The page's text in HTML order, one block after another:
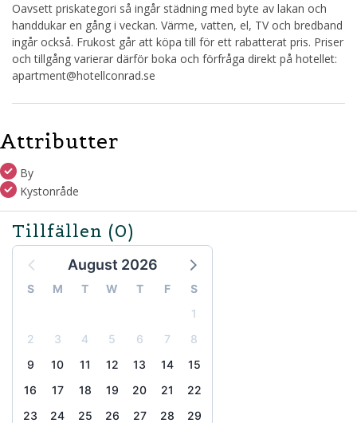
Oavsett priskategori så ingår städning med byte av lakan och
handdukar en gång i veckan. Värme, vatten, el, TV och bredband
ingår också. Frukost går att köpa till för ett rabatterat pris. Priser
och tillgång varierar därför boka och förfråga direkt på hotellet:
apartment@hotellconrad.se
Attributter
By
Kystonråde
Tillfällen (0)
August 2026
S M T W T F
S
1
2
3 4 5 6 7
8
9
10 11 12 13 14
15
16
17 18 19 20 21
22
23
24 25 26 27 28
29